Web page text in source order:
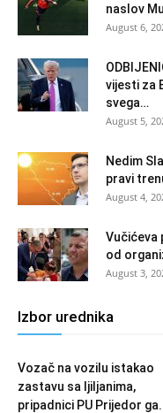
naslov
August 6,
vijesti za
svega…
August 5,
Nedim
pravi
August 4,
Vučićeva
od
August 3,
Izbor urednika
Vozač na vozilu istakao
zastavu sa ljiljanima,
pripadnici PU Prijedor